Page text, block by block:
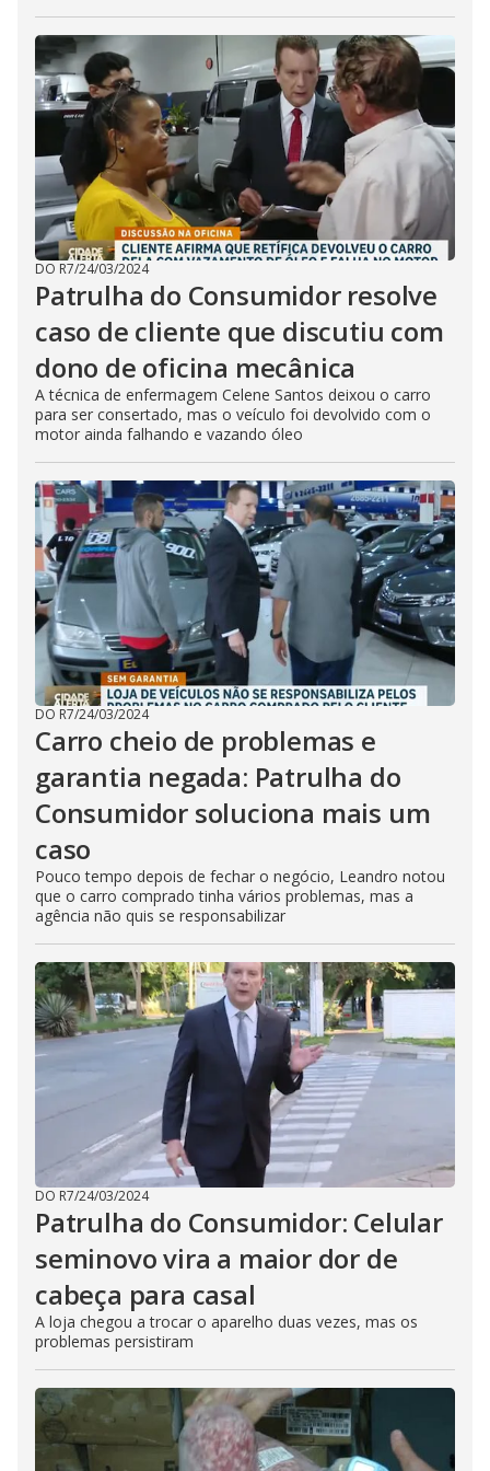
DO R7/24/03/2024
Patrulha do Consumidor resolve
caso de cliente que discutiu com
dono de oficina mecânica
A técnica de enfermagem Celene Santos deixou o carro
para ser consertado, mas o veículo foi devolvido com o
motor ainda falhando e vazando óleo
DO R7/24/03/2024
Carro cheio de problemas e
garantia negada: Patrulha do
Consumidor soluciona mais um
caso
Pouco tempo depois de fechar o negócio, Leandro notou
que o carro comprado tinha vários problemas, mas a
agência não quis se responsabilizar
DO R7/24/03/2024
Patrulha do Consumidor: Celular
seminovo vira a maior dor de
cabeça para casal
A loja chegou a trocar o aparelho duas vezes, mas os
problemas persistiram